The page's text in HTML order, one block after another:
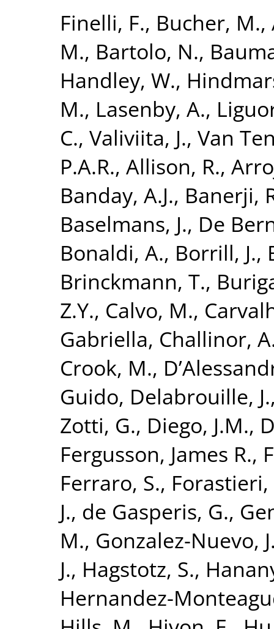
Finelli, F., Bucher, M.,
M., Bartolo, N.,
Handley, W.,
M., Lasenby, A.,
C., Valiviita, J., Van
P.A.R., Allison, R.,
Banday, A.J., Banerji,
Baselmans, J., De
Bonaldi, A., Borrill, J.,
Brinckmann, T.,
Z.Y., Calvo, M.,
Gabriella, Challinor,
Crook, M.,
Guido, Delabrouille, J.
Zotti, G., Diego, J.M.,
Fergusson, James R.,
Ferraro, S., Forastieri,
J., de Gasperis, G.,
M., Gonzalez-Nuevo,
J., Hagstotz, S.,
Hernandez-